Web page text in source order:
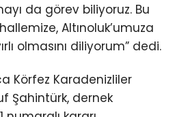
da görev biliyoruz. Bu
Altınoluk’umuza
olmasını diliyorum” dedi.
Körfez Karadenizliler
Şahintürk, dernek